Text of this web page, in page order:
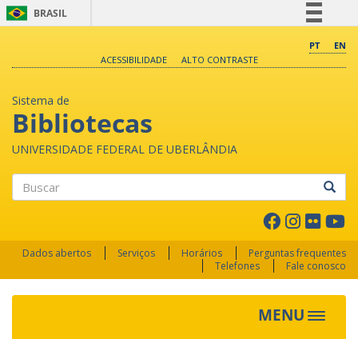
BRASIL
Comunica BR
PT
EN
ACESSIBILIDADE
ALTO CONTRASTE
Sistema de
Bibliotecas
UNIVERSIDADE FEDERAL DE UBERLÂNDIA
Dados abertos Serviços Horários
Perguntas frequentes
Telefones
Fale conosco
MENU Toggle